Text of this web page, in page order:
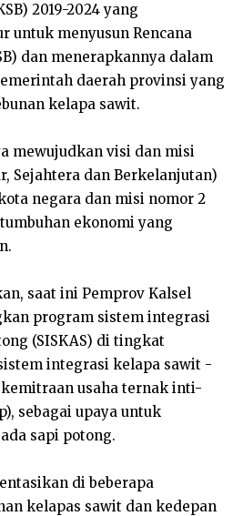
2019-2024 yang
untuk menyusun Rencana
dan menerapkannya dalam
daerah provinsi yang
kelapa sawit.
mewujudkan visi dan misi
Sejahtera dan Berkelanjutan)
negara dan misi nomor 2
ekonomi yang
saat ini Pemprov Kalsel
program sistem integrasi
(SISKAS) di tingkat
integrasi kelapa sawit -
usaha ternak inti-
sebagai upaya untuk
sapi potong.
di beberapa
kelapas sawit dan kedepan